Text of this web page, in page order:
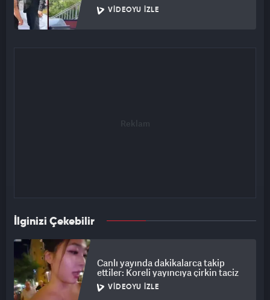
VIDEOYU İZLE
İlginizi Çekebilir
Canlı yayında dakikalarca takip
ettiler: Koreli yayıncıya çirkin taciz
VIDEOYU İZLE